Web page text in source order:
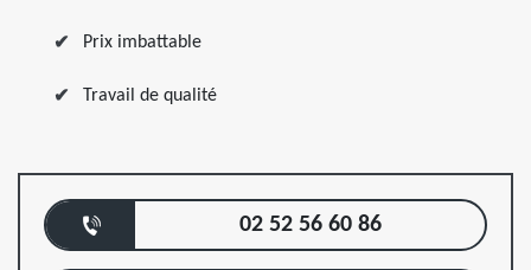
Prix imbattable
Travail de qualité
02 52 56 60 86